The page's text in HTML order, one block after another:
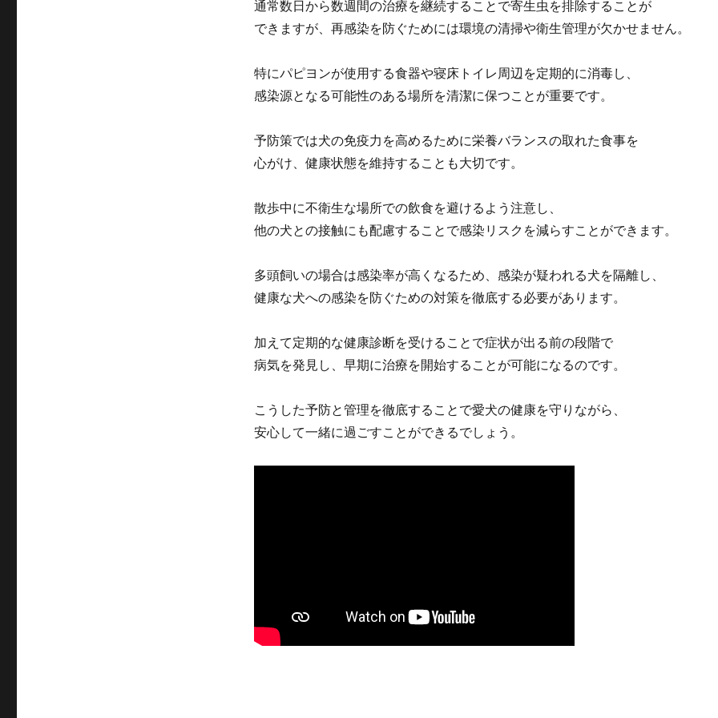
通常数日から数週間の治療を継続することで寄生虫を排除することが
できますが、再感染を防ぐためには環境の清掃や衛生管理が欠かせません。
特にパピヨンが使用する食器や寝床トイレ周辺を定期的に消毒し、
感染源となる可能性のある場所を清潔に保つことが重要です。
予防策では犬の免疫力を高めるために栄養バランスの取れた食事を
心がけ、健康状態を維持することも大切です。
散歩中に不衛生な場所での飲食を避けるよう注意し、
他の犬との接触にも配慮することで感染リスクを減らすことができます。
多頭飼いの場合は感染率が高くなるため、感染が疑われる犬を隔離し、
健康な犬への感染を防ぐための対策を徹底する必要があります。
加えて定期的な健康診断を受けることで症状が出る前の段階で
病気を発見し、早期に治療を開始することが可能になるのです。
こうした予防と管理を徹底することで愛犬の健康を守りながら、
安心して一緒に過ごすことができるでしょう。